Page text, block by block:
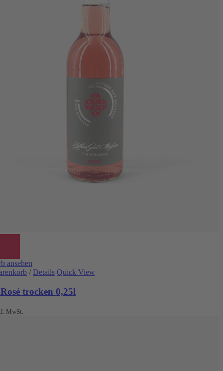
ansehen
/ Details Quick View
trocken 0,25l
MwSt.